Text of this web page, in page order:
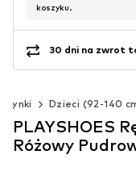
koszyku.
30 dni na zwrot
Dzieci (92-140
PLAYSHOES
Różowy